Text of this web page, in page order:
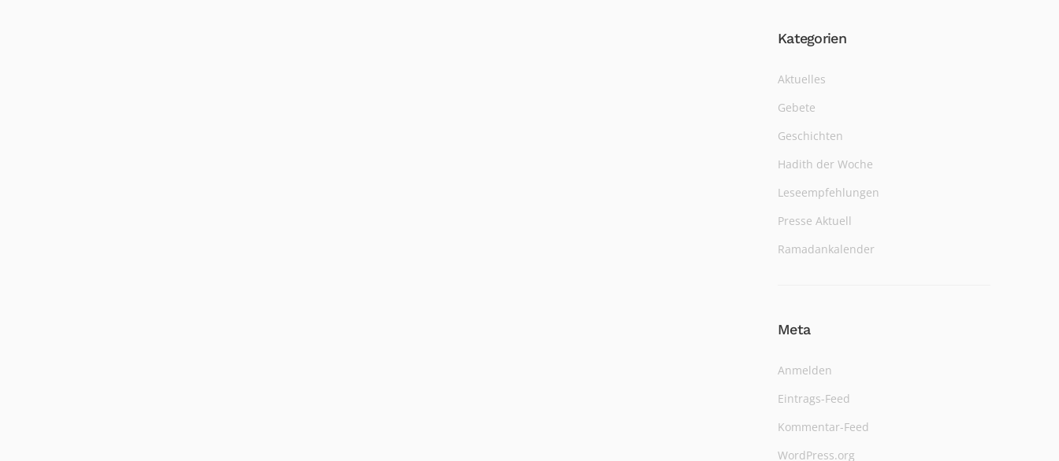
Kategorien
Aktuelles
Gebete
Geschichten
Hadith der Woche
Leseempfehlungen
Presse Aktuell
Ramadankalender
Meta
Anmelden
Eintrags-Feed
Kommentar-Feed
WordPress.org